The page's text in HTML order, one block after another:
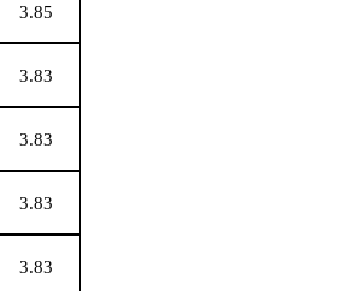
3.85
3.83
3.83
3.83
3.83